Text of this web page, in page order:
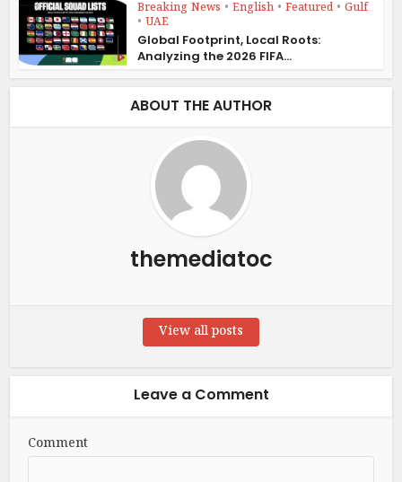
Breaking News • English • Featured • Gulf
• UAE
Global Footprint, Local Roots:
Analyzing the 2026 FIFA...
ABOUT THE AUTHOR
themediatoc
View all posts
Leave a Comment
Comment